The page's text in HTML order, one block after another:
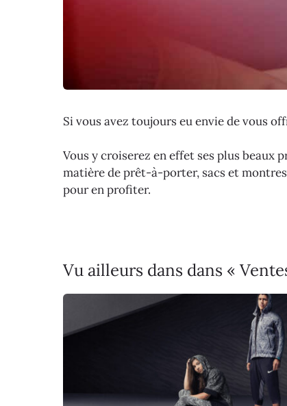
Si vous avez toujours eu envie de vous
Vous y croiserez en effet ses plus beaux
matière de prêt-à-porter, sacs et
pour en profiter.
Vu ailleurs dans dans «